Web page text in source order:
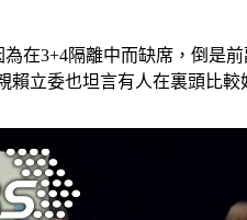
在3+4隔離中而缺席，倒是
賴立委也坦言有人在裏頭比較